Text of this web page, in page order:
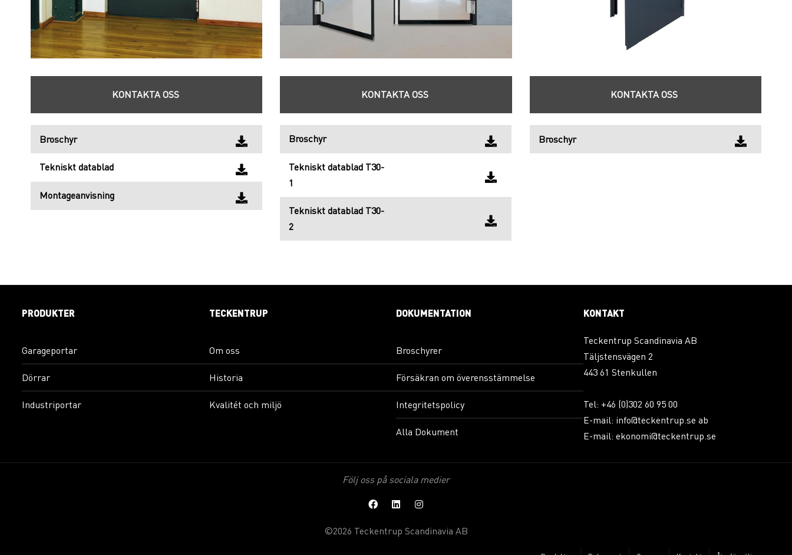
KONTAKTA OSS
Broschyr
Tekniskt datablad
Montageanvisning
KONTAKTA OSS
Broschyr
Tekniskt datablad T30-
1
Tekniskt datablad T30-
2
KONTAKTA OSS
Broschyr
PRODUKTER
Garageportar
Dörrar
Industriportar
TECKENTRUP
Om oss
Historia
Kvalitét och miljö
DOKUMENTATION
Broschyrer
Försäkran om överensstämmelse
Integritetspolicy
Alla Dokument
KONTAKT
Teckentrup Scandinavia AB
Täljstensvägen 2
443 61 Stenkullen
Tel: +46 (0)302 60 95 00
E-mail: info@teckentrup.se ab
E-mail: ekonomi@teckentrup.se
Följ oss på sociala medier
©2026 Teckentrup Scandinavia AB